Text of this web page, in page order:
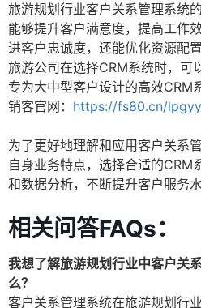
旅游规划行业客户关系管理系统
能够提升客户满意度，提高工作
进客户忠诚度，还能优化资源配
旅游公司在选择CRM系统时，可
专为大中型客户设计的高效CRM
销客官网： https://fs80.cn/
为了更好地理解和应用客户关系
自身业务特点，选择合适的CRM
和数据分析，不断提升客户服务
相关问答FAQs：
我想了解旅游规划行业中客户关
么？
客户关系管理系统在旅游规划行